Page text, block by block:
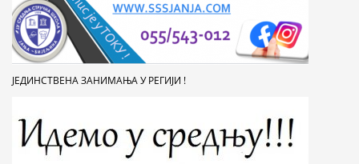
ЈЕДИНСТВЕНА ЗАНИМАЊА У РЕГИЈИ !